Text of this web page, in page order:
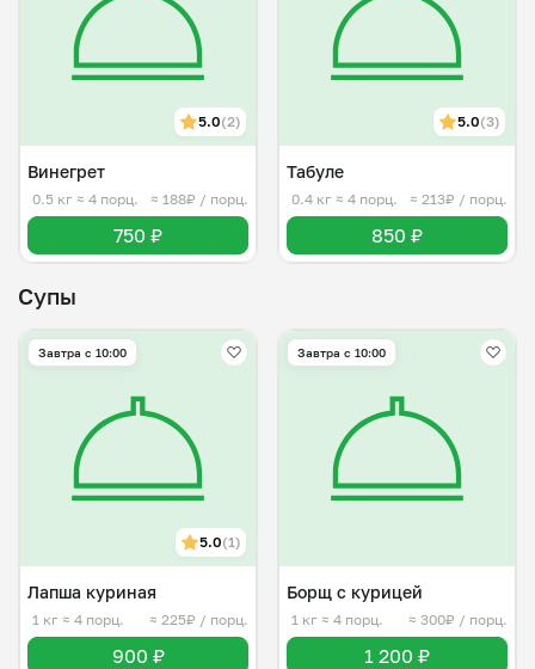
5.0(2)
Винегрет
0.5 кг ≈ 4 порц. ≈ 188₽ / порц.
750 ₽
5.0(3)
Табуле
0.4 кг ≈ 4 порц. ≈ 213₽ / порц.
850 ₽
Супы
Завтра c 10:00
5.0(1)
Лапша куриная
1 кг ≈ 4 порц. ≈ 225₽ / порц.
900 ₽
Завтра c 10:00
Борщ с курицей
1 кг ≈ 4 порц. ≈ 300₽ / порц.
1 200 ₽